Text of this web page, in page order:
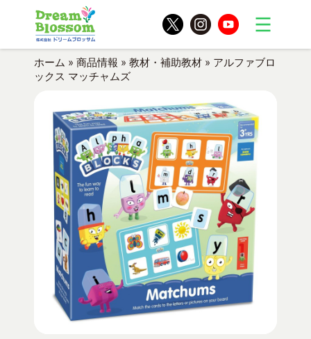
ホーム » 商品情報 » 教材・補助教材 » アルファブロ
ックス マッチャムズ